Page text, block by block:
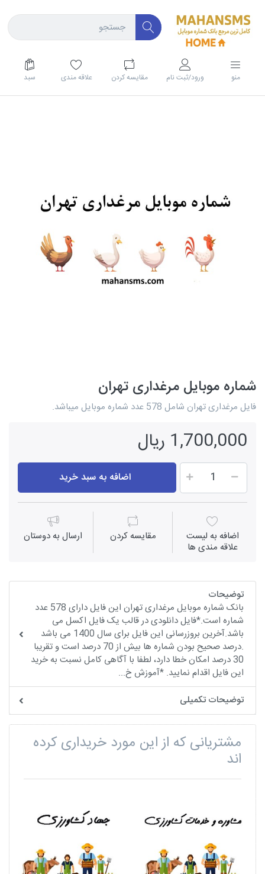
منو ورود/ثبت نام مقايسه كردن علاقه مندی سبد
شماره موبایل مرغداری تهران
فایل مرغداری تهران شامل 578 عدد شماره موبایل میباشد.
1,700,000 ریال
اضافه به سبد خرید
اضافه به لیست
علاقه مندی ها
مقايسه كردن ارسال به دوستان
توضیحات
بانک شماره موبایل مرغداری تهران این فایل دارای 578 عدد
شماره است.*فایل دانلودی در قالب یک فایل اکسل می
باشد.آخرین بروزرسانی این فایل برای سال 1400 می باشد
.درصد صحیح بودن شماره ها بیش از 70 درصد است و تقریبا
30 درصد امکان خطا دارد، لطفا با آگاهی کامل نسبت به خرید
این فایل اقدام نمایید. *آموزش خ...
توضیحات تکمیلی
مشتریانی که از این مورد خریداری کرده
اند